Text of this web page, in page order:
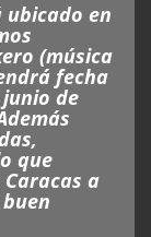
ubicado en
(música
fecha
de
que
a